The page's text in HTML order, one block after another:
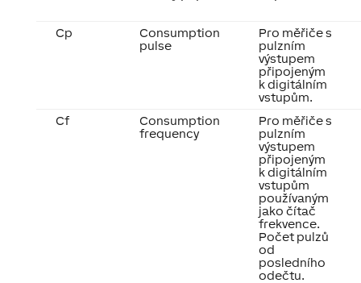
Cp
Consumption
pulse
Pro měřiče s
pulzním
výstupem
připojeným
k digitálním
vstupům.
Cf
Consumption
frequency
Pro měřiče s
pulzním
výstupem
připojeným
k digitálním
vstupům
používaným
jako čítač
frekvence.
Počet pulzů
od
posledního
odečtu.